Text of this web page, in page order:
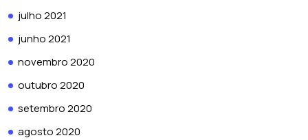
julho 2021
junho 2021
novembro 2020
outubro 2020
setembro 2020
agosto 2020